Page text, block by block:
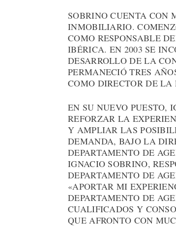
SOBRINO CUENTA CON
INMOBILIARIO.
COMO RESPONSABLE
IBÉRICA. EN 2003 SE
DESARROLLO DE LA
PERMANECIÓ TRES
COMO DIRECTOR DE
EN SU NUEVO PUESTO,
REFORZAR LA
Y AMPLIAR LAS
DEMANDA, BAJO LA
DEPARTAMENTO DE
IGNACIO SOBRINO,
DEPARTAMENTO DE
«APORTAR MI
DEPARTAMENTO DE
CUALIFICADOS Y
QUE AFRONTO CON